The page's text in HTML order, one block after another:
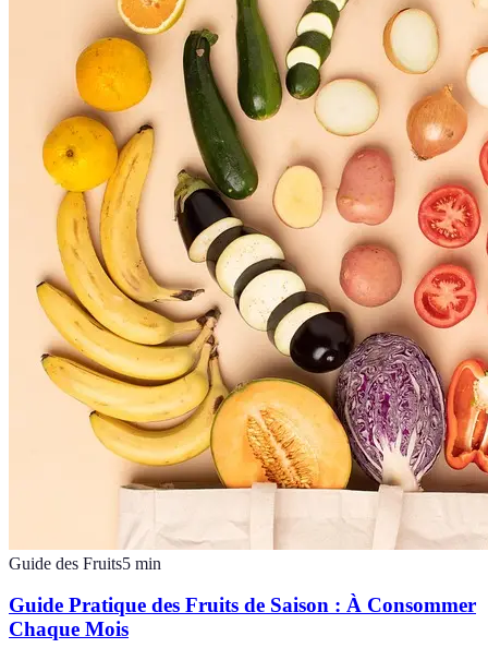
Guide des Fruits5 min
Guide Pratique des Fruits de Saison : À Consommer
Chaque Mois